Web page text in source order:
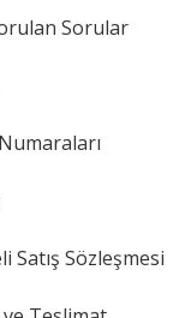
Sorular
Satış Sözleşmesi